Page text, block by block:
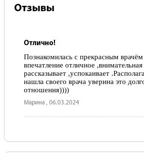
Отзывы
Отлично!
Познакомилась с прекрасным врачём
впечатление отличное
рассказывает ,успокаивает
нашла своего врача уверина это
отношения))))
Марина , 06.03.2024